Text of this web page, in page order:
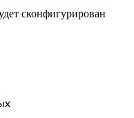
сконфигурирован